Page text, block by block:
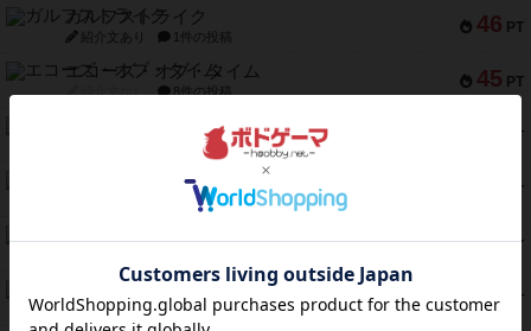
46 PT
ガルフストライク
紹介文あり 1件の投稿
45 PT
エコーズ・オブ・タイム
8件の投稿
PT
12件の投稿
PT
1件の投稿
45 PT
42 PT
紹介文あり 10件の投稿